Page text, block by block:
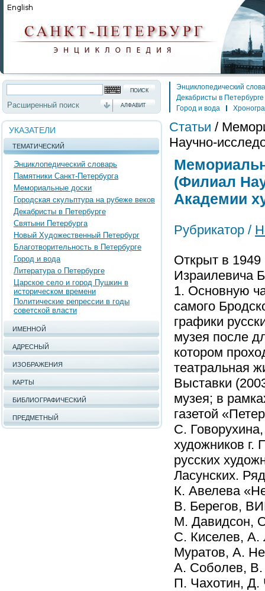
Расширенный поиск АЛФАВИТ
УКАЗАТЕЛИ
ТЕМАТИЧЕСКИЙ
Энциклопедический словарь
Памятники Санкт-Петербурга
Мемориальные доски
Городская скульптура на рубеже веков
Декабристы в Петербурге
Святыни Петербурга
Новый Художественный Петербург
Благотворительность в Петербурге
Город и вода
Литература о Петербурге
Царское село и город Пушкин в
историческом времени
Политические репрессии в годы
советской власти
ИМЕННОЙ
АДРЕСНЫЙ
ИЗОБРАЖЕНИЯ
КАРТЫ
БИБЛИОГРАФИЧЕСКИЙ
ПРЕДМЕТНЫЙ
Энциклопедический
Декабристы в Петербурге
Город и вода
Статьи /
Научно-
(Филиал
Академии
Рубрикатор /
Открыт в 1949
Израилевича
1. Основную
самого
графики
музея после
котором
театральная
Выставки
музея; в
газетой
С.
художников г.
русских
Ласунских.
К. Авелева
В. Берегов,
М. Давидсон,
С. Киселев,
Муратов, А.
А. Соболев,
П. Чахотин,